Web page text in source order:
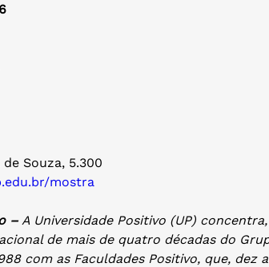
Souza, 5.300
mostra
– A Universidade Positivo (UP)
de mais de quatro décadas do
com as Faculdades Positivo, que, dez